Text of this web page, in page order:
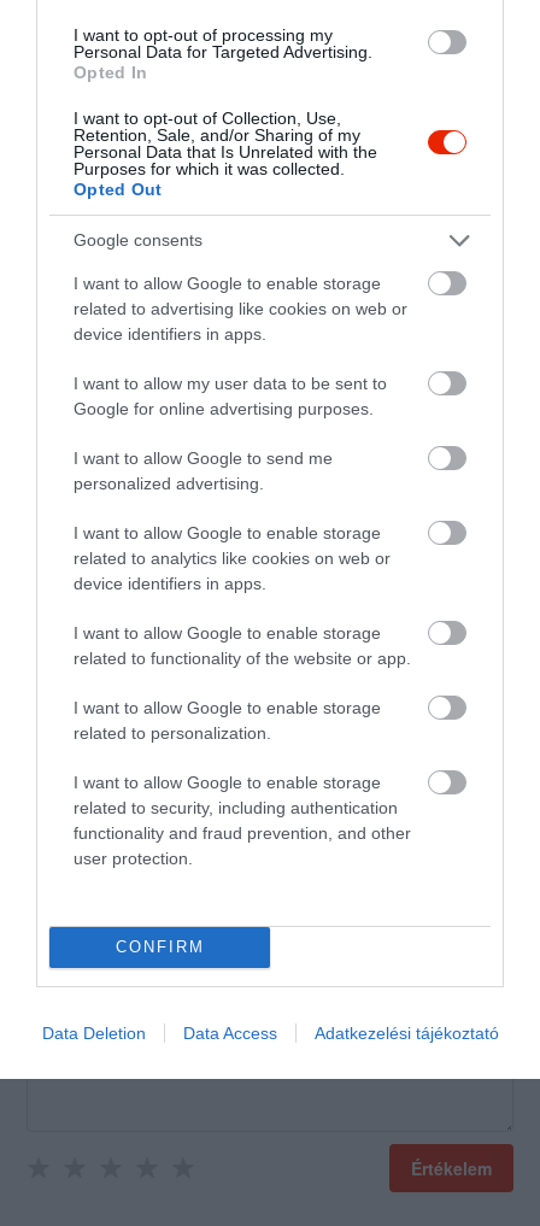
I want to opt-out of processing my
Personal Data for Targeted Advertising.
Opted In
I want to opt-out of Collection, Use,
Retention, Sale, and/or Sharing of my
Personal Data that Is Unrelated with the
Purposes for which it was collected.
Opted Out
Google consents
I want to allow Google to enable storage
related to advertising like cookies on web or
device identifiers in apps.
I want to allow my user data to be sent to
Google for online advertising purposes.
I want to allow Google to send me
personalized advertising.
I want to allow Google to enable storage
related to analytics like cookies on web or
device identifiers in apps.
I want to allow Google to enable storage
related to functionality of the website or app.
I want to allow Google to enable storage
related to personalization.
I want to allow Google to enable storage
related to security, including authentication
functionality and fraud prevention, and other
user protection.
CONFIRM
Data Deletion Data Access Adatkezelési tájékoztató
Értékelések
5.0
Összesen 1
3 0
2 0
Alkatrész Demrad
Állandó kiváló minőség,
felejthetetlen finom eredeti
ízek, hagyományos és mű
mentes cukrászda, odafigyelő
emberek, régies és tökéletes !
AZ ÍZEI MAGUKÉRT
BESZÉLNEK. Teljes
mértékben ajánlom ! (Egy
Jelentés
Értékeld Te is!
Értékelem